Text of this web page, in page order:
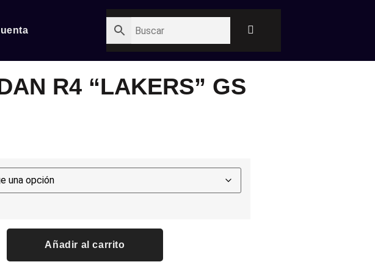
R4 “LAKERS” GS
Añadir al carrito